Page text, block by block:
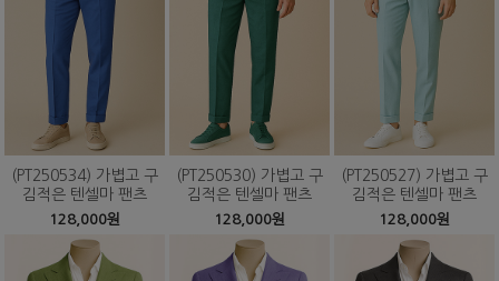
(PT250534) 가볍고 구
김적은 텐셀마 팬츠
128,000원
(PT250530) 가볍고 구
김적은 텐셀마 팬츠
128,000원
(PT250527) 가볍고 구
김적은 텐셀마 팬츠
128,000원